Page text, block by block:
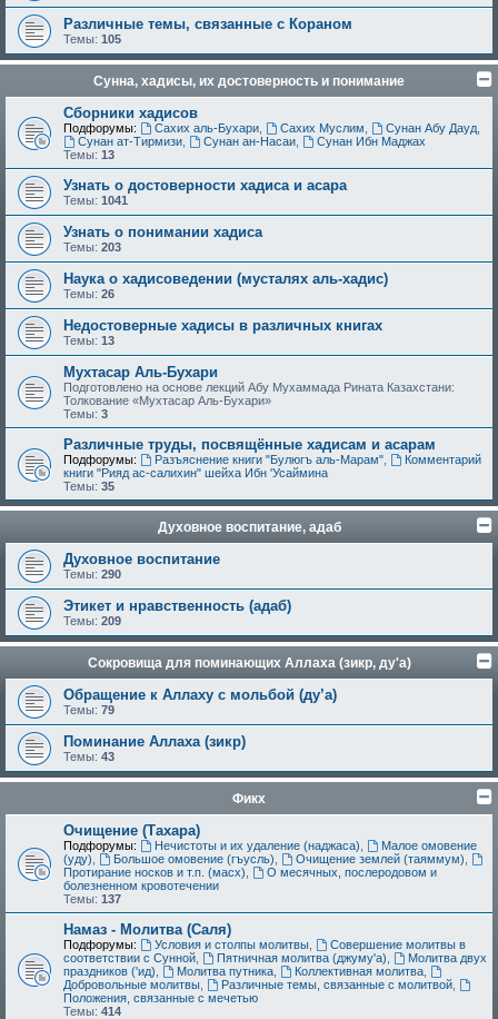
Различные темы, связанные с Кораном
Темы: 105
Сунна, хадисы, их достоверность и понимание
Сборники хадисов
Подфорумы: Сахих аль-Бухари, Сахих Муслим Сунан Абу Дауд,
Сунан ат-Тирмизи, Сунан ан-Насаи,
Сунан Ибн Маджах
Темы: 13
Узнать о достоверности хадиса и асара
Темы: 1041
Узнать о понимании хадиса
Темы: 203
Наука о хадисоведении (мусталях аль-хадис)
Темы: 26
Недостоверные хадисы в различных книгах
Темы: 13
Мухтасар Аль-Бухари
Подготовлено на основе лекций Абу Мухаммада Рината Казахстани:
Толкование «Мухтасар Аль-Бухари»
Темы: 3
Различные труды, посвящённые хадисам и асарам
Подфорумы: Разъяснение книги "Булюгъ аль-Марам",
Комментарий
книги "Рияд ас-салихин" шейха Ибн 'Усаймина
Темы: 35
Духовное воспитание, адаб
Духовное воспитание
Темы: 290
Этикет и нравственность (адаб)
Темы: 209
Сокровища для поминающих Аллаха (зикр, ду'а)
Обращение к Аллаху с мольбой (ду’а)
Темы: 79
Поминание Аллаха (зикр)
Темы: 43
Фикх
Очищение (Тахара)
Подфорумы: Нечистоты и их удаление (наджаса)
Малое омовение
(уду)
Большое омовение (гъусль) Очищение землей (таяммум)
Протирание носков и т.п. (масх)
О месячных, послеродовом и
болезненном кровотечении
Темы: 137
Намаз - Молитва (Саля)
Подфорумы: Условия и столпы молитвы,
Совершение молитвы в
соответствии с Сунной
Пятничная молитва (джуму'а)
Молитва двух
праздников ('ид)
Молитва путника, Коллективная молитва,
Добровольные молитвы
Различные темы, связанные с молитвой,
Положения, связанные с мечетью
Темы: 414